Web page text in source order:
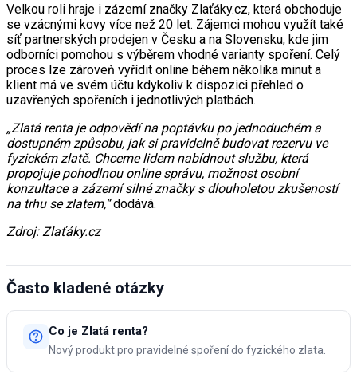
Velkou roli hraje i zázemí značky Zlaťáky.cz, která obchoduje
se vzácnými kovy více než 20 let. Zájemci mohou využít také
síť partnerských prodejen v Česku a na Slovensku, kde jim
odborníci pomohou s výběrem vhodné varianty spoření. Celý
proces lze zároveň vyřídit online během několika minut a
klient má ve svém účtu kdykoliv k dispozici přehled o
uzavřených spořeních i jednotlivých platbách.
„Zlatá renta je odpovědí na poptávku po jednoduchém a
dostupném způsobu, jak si pravidelně budovat rezervu ve
fyzickém zlatě. Chceme lidem nabídnout službu, která
propojuje pohodlnou online správu, možnost osobní
konzultace a zázemí silné značky s dlouholetou zkušeností
na trhu se zlatem,“dodává.
Zdroj: Zlaťáky.cz
Často kladené otázky
Co je Zlatá renta?
Nový produkt pro pravidelné spoření do fyzického zlata.